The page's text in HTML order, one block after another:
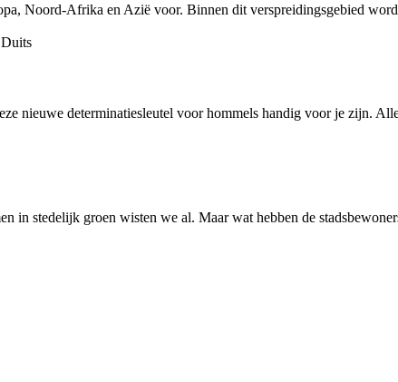
Noord-Afrika en Azië voor. Binnen dit verspreidingsgebied
nieuwe determinatiesleutel voor hommels handig voor je zijn.
in stedelijk groen wisten we al. Maar wat hebben de